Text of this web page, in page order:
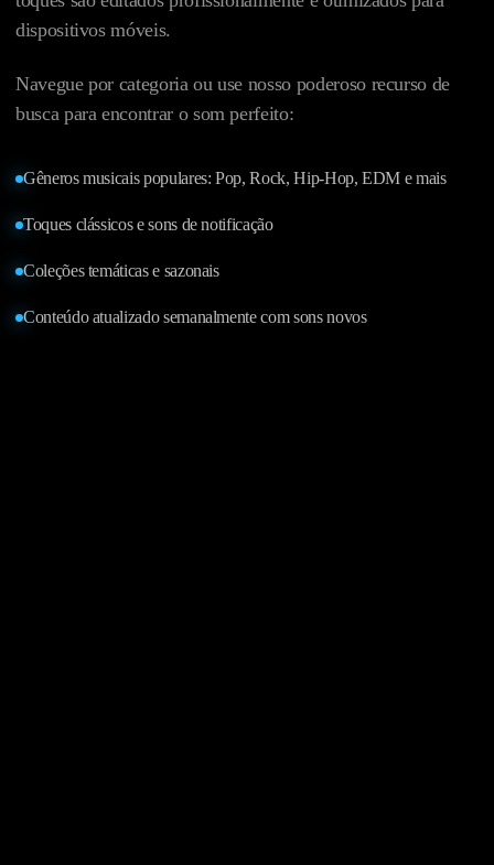
dispositivos móveis.
Navegue por categoria ou use nosso poderoso recurso de
busca para encontrar o som perfeito:
Gêneros musicais populares: Pop, Rock, Hip-Hop, EDM e mais
Toques clássicos e sons de notificação
Coleções temáticas e sazonais
Conteúdo atualizado semanalmente com sons novos